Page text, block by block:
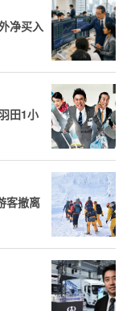
净买入
田1小
客撤离